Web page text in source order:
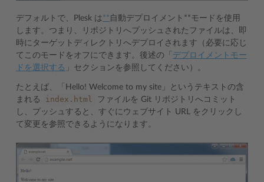
デフォルトで、Plesk は ** 自動デプロイメント**モードを使用
します。つまり、リポジトリへプッシュされたファイルは、即
時にターゲットディレクトリへデプロイされます（必要に応じ
てこのモードをオフにできます。後述の「 デプロイメントモー
ドを選択する 」セクションを参照してください）。
たとえば、「Hello! Welcome to my site」というテキストの含
まれる
index.html
ファイルを Git リポジトリへコミット
し、プッシュすると、すぐにウェブサイト URL をクリックし
て変更を参照できるようになります。